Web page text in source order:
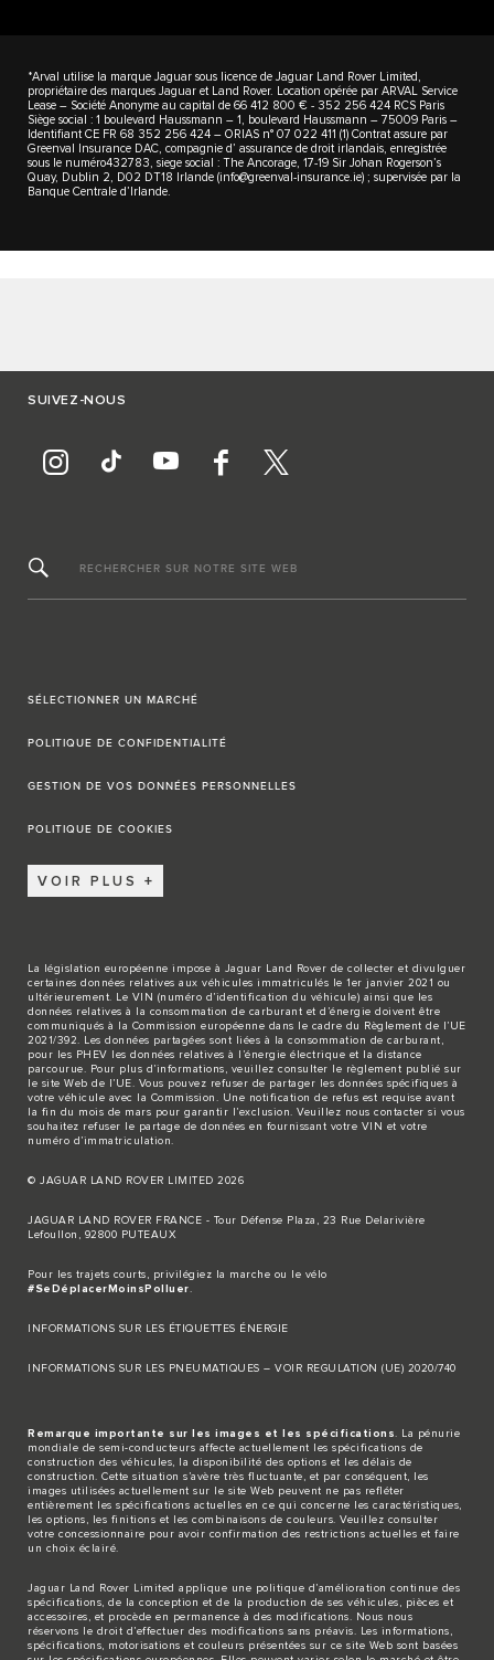
*Arval utilise la marque Jaguar sous licence de Jaguar Land Rover Limited,
propriétaire des marques Jaguar et Land Rover. Location opérée par ARVAL Service
Lease – Société Anonyme au capital de 66 412 800 € - 352 256 424 RCS Paris
Siège social : 1 boulevard Haussmann – 1, boulevard Haussmann – 75009 Paris –
Identifiant CE FR 68 352 256 424 – ORIAS n° 07 022 411 (1) Contrat assure par
Greenval Insurance DAC, compagnie d’ assurance de droit irlandais, enregistrée
sous le numéro432783, siege social : The Ancorage, 17-19 Sir Johan Rogerson’s
Quay, Dublin 2, D02 DT18 Irlande (info@greenval-insurance.ie) ; supervisée par la
Banque Centrale d’Irlande.
SUIVEZ-NOUS
RECHERCHER SUR NOTRE SITE WEB
SÉLECTIONNER UN MARCHÉ
POLITIQUE DE CONFIDENTIALITÉ
GESTION DE VOS DONNÉES PERSONNELLES
POLITIQUE DE COOKIES
VOIR PLUS
La législation européenne impose à Jaguar Land Rover de collecter et divulguer
certaines données relatives aux véhicules immatriculés le 1er janvier 2021 ou
ultérieurement. Le VIN (numéro d’identification du véhicule) ainsi que les
données relatives à la consommation de carburant et d’énergie doivent être
communiqués à la Commission européenne dans le cadre du Règlement de l’UE
2021/392. Les données partagées sont liées à la consommation de carburant,
pour les PHEV les données relatives à l’énergie électrique et la distance
parcourue. Pour plus d’informations, veuillez consulter le règlement publié sur
le site Web de l’UE. Vous pouvez refuser de partager les données spécifiques à
votre véhicule avec la Commission. Une notification de refus est requise avant
la fin du mois de mars pour garantir l’exclusion. Veuillez nous contacter si vous
souhaitez refuser le partage de données en fournissant votre VIN et votre
numéro d’immatriculation.
© JAGUAR LAND ROVER LIMITED 2026
JAGUAR LAND ROVER FRANCE - Tour Défense Plaza, 23 Rue Delarivière
Lefoullon, 92800 PUTEAUX
Pour les trajets courts, privilégiez la marche ou le vélo
#SeDéplacerMoinsPolluer.
INFORMATIONS SUR LES ÉTIQUETTES ÉNERGIE
INFORMATIONS SUR LES PNEUMATIQUES – VOIR REGULATION (UE) 2020/740
Remarque importante sur les images et les spécifications. La pénurie
mondiale de semi-conducteurs affecte actuellement les spécifications de
construction des véhicules, la disponibilité des options et les délais de
construction. Cette situation s’avère très fluctuante, et par conséquent, les
images utilisées actuellement sur le site Web peuvent ne pas refléter
entièrement les spécifications actuelles en ce qui concerne les caractéristiques,
les options, les finitions et les combinaisons de couleurs. Veuillez consulter
votre concessionnaire pour avoir confirmation des restrictions actuelles et faire
un choix éclairé.
Jaguar Land Rover Limited applique une politique d’amélioration continue des
spécifications, de la conception et de la production de ses véhicules, pièces et
accessoires, et procède en permanence à des modifications. Nous nous
réservons le droit d’effectuer des modifications sans préavis. Les informations,
spécifications, motorisations et couleurs présentées sur ce site Web sont basées